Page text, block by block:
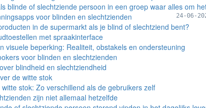
blinde of slechtziende persoon in een groep waar alles om
voor blinden en slechtzienden 24-06-
in de supermarkt als je blind of slechtziend bent?
met spraakinterface
visuele beperking: Realiteit, obstakels en ondersteuning
voor blinden en slechtzienden
blindheid en slechtziendheid
de witte stok
stok: Zo verschillend als de gebruikers zelf
zijn niet allemaal hetzelfde